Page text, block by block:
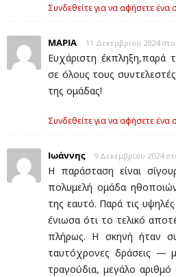
Συνδεθείτε για να αφήσετε ένα
ΜΑΡΙΑ 11 Δεκεμβρίου 2024
Ευχάριστη
σε όλους τους
της ομάδας!
Συνδεθείτε για να αφήσετε ένα
Ιωάννης 9 Δεκεμβρίου 2024
Η παράσταση είναι
πολυμελή ομάδα
της εαυτό. Παρά τις
ένιωσα ότι το τελικό
πλήρως. Η σκηνή ήταν
ταυτόχρονες δράσεις —
τραγούδια, μεγάλο